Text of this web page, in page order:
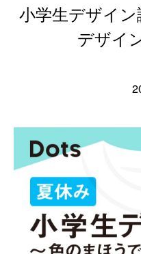
小学生デザイ
デザイ